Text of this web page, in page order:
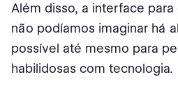
Além disso, a interface
não podíamos imaginar há
possível até mesmo para
habilidosas com tecnologia.